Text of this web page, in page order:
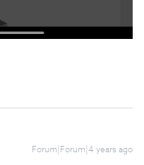
Forum|Forum|4 years ago